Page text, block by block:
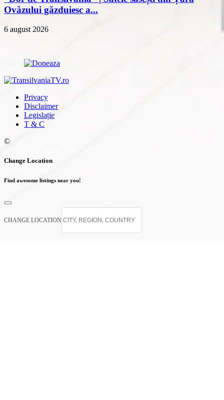
Ovăzului găzduiesc a...
6 august 2026
Privacy
Disclaimer
Legislație
T & C
©
Change Location
Find awesome listings near you!
CHANGE LOCATION